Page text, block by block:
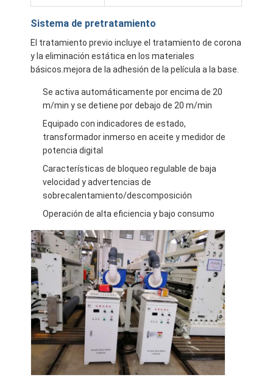
máquina que lamina de la película
máquina plástica de la laminación
Máquina de la laminación de la capa
Máquina de capa de la protuberancia
máquina de recubrimiento de papel
El doble echó a un lado máquina que laminaba
Máquina soplada derretimiento de la tela
Sistema de pretratamiento
El tratamiento previo incluye el tratamiento de corona
y la eliminación estática en los materiales
básicos.mejora de la adhesión de la película a la base.
Se activa automáticamente por encima de 20
m/min y se detiene por debajo de 20 m/min
Equipado con indicadores de estado,
transformador inmerso en aceite y medidor de
potencia digital
Características de bloqueo regulable de baja
velocidad y advertencias de
sobrecalentamiento/descomposición
Operación de alta eficiencia y bajo consumo